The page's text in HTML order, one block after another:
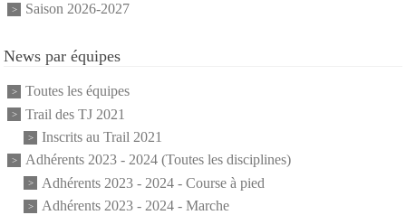
Saison 2026-2027
News par équipes
Toutes les équipes
Trail des TJ 2021
Inscrits au Trail 2021
Adhérents 2023 - 2024 (Toutes les disciplines)
Adhérents 2023 - 2024 - Course à pied
Adhérents 2023 - 2024 - Marche